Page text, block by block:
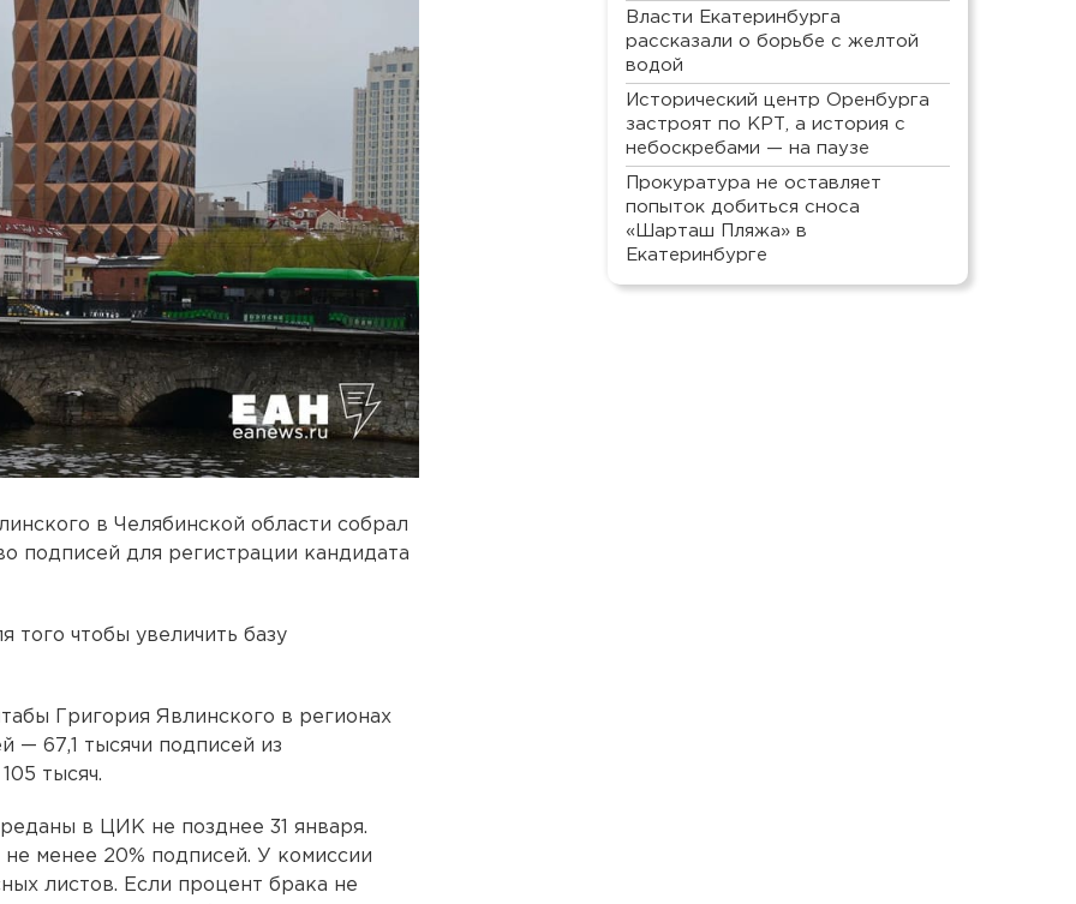
в Челябинской области собрал
подписей для регистрации кандидата
того чтобы увеличить базу
Григория Явлинского в регионах
— 67,1 тысячи подписей из
тысяч.
в ЦИК не позднее 31 января.
менее 20% подписей. У комиссии
листов. Если процент брака не
Власти Екатеринбурга
рассказали о борьбе с желтой
водой
Исторический центр Оренбурга
застроят по КРТ, а история с
небоскребами — на паузе
Прокуратура не оставляет
попыток добиться сноса
«Шарташ Пляжа» в
Екатеринбурге